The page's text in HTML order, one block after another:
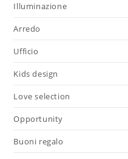
Illuminazione
Arredo
Ufficio
Kids design
Love selection
Opportunity
Buoni regalo